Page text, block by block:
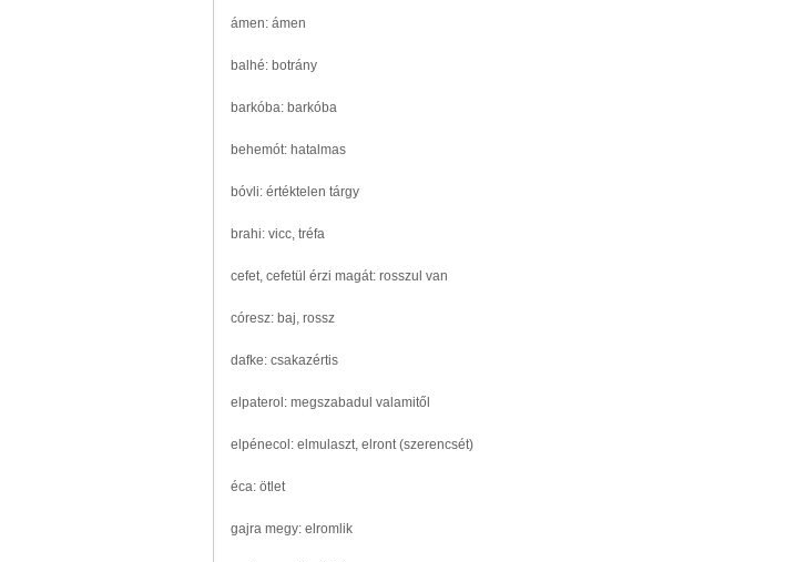
ámen: ámen
balhé: botrány
barkóba: barkóba
behemót: hatalmas
bóvli: értéktelen tárgy
brahi: vicc, tréfa
cefet, cefetül érzi magát: rosszul van
córesz: baj, rossz
dafke: csakazértis
elpaterol: megszabadul valamitől
elpénecol: elmulaszt, elront (szerencsét)
éca: ötlet
gajra megy: elromlik